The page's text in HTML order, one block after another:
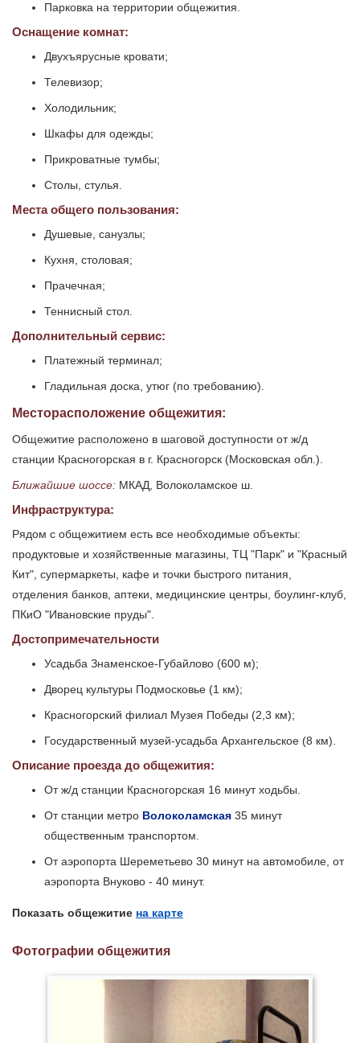
Парковка на территории общежития.
Оснащение комнат:
Двухъярусные кровати;
Телевизор;
Холодильник;
Шкафы для одежды;
Прикроватные тумбы;
Столы, стулья.
Места общего пользования:
Душевые, санузлы;
Кухня, столовая;
Прачечная;
Теннисный стол.
Дополнительный сервис:
Платежный терминал;
Гладильная доска, утюг (по требованию).
Месторасположение общежития:
Общежитие расположено в шаговой доступности от ж/д
станции Красногорская в г. Красногорск (Московская обл.).
Ближайшие шоссе: МКАД, Волоколамское ш.
Инфраструктура:
Рядом с общежитием есть все необходимые объекты:
продуктовые и хозяйственные магазины, ТЦ "Парк" и "Красный
Кит", супермаркеты, кафе и точки быстрого питания,
отделения банков, аптеки, медицинские центры, боулинг-клуб,
ПКиО "Ивановские пруды".
Достопримечательности
Усадьба Знаменское-Губайлово (600 м);
Дворец культуры Подмосковье (1 км);
Красногорский филиал Музея Победы (2,3 км);
Государственный музей-усадьба Архангельское (8 км).
Описание проезда до общежития:
От ж/д станции Красногорская 16 минут ходьбы.
От станции метро Волоколамская 35 минут
общественным транспортом.
От аэропорта Шереметьево 30 минут на автомобиле, от
аэропорта Внуково - 40 минут.
Показать общежитие на карте
Фотографии общежития